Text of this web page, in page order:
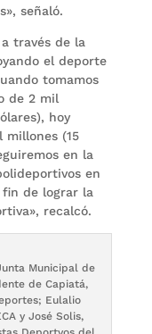
señaló.
través de la
el deporte
tomamos
de 2 mil
hoy
millones (15
en la
en
de lograr la
recalcó.
Municipal de
de Capiatá,
Eulalio
y José Solis,